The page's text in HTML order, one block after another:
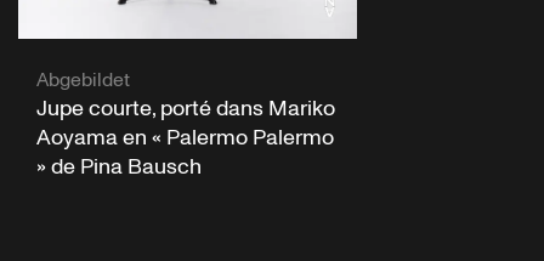
Abgebildet
Jupe courte, porté dans Mariko
Aoyama en « Palermo Palermo
» de Pina Bausch